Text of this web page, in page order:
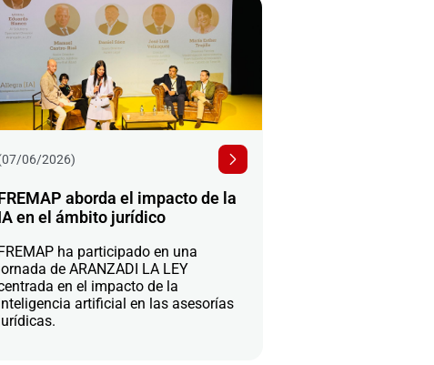
06/2026)
aborda el impacto de la
en el ámbito jurídico
ha participado en una
de ARANZADI LA LEY
en el impacto de la
artificial en las asesorías